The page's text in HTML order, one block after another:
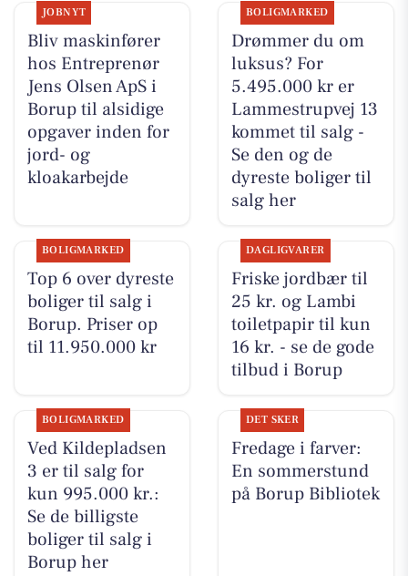
JOBNYT
Bliv maskinfører
hos Entreprenør
Jens Olsen ApS i
Borup til alsidige
opgaver inden for
jord- og
kloakarbejde
BOLIGMARKED
Drømmer du om
luksus? For
5.495.000 kr er
Lammestrupvej 13
kommet til salg -
Se den og de
dyreste boliger til
salg her
BOLIGMARKED
Top 6 over dyreste
boliger til salg i
Borup. Priser op
til 11.950.000 kr
DAGLIGVARER
Friske jordbær til
25 kr. og Lambi
toiletpapir til kun
16 kr. - se de gode
tilbud i Borup
BOLIGMARKED
Ved Kildepladsen
3 er til salg for
kun 995.000 kr.:
Se de billigste
boliger til salg i
Borup her
DET SKER
Fredage i farver:
En sommerstund
på Borup Bibliotek